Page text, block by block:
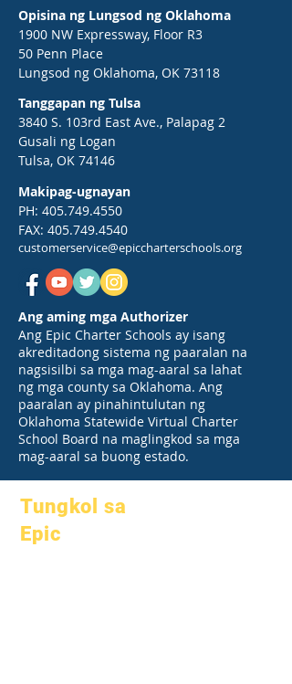
Opisina ng Lungsod ng Oklahoma
1900 NW Expressway, Floor R3
50 Penn Place
Lungsod ng Oklahoma, OK 73118
Tanggapan ng Tulsa
3840 S. 103rd East Ave., Palapag 2
Gusali ng Logan
Tulsa, OK 74146
Makipag-ugnayan
PH: 405.749.4550
FAX: 405.749.4540
customerservice@epiccharterschools.org
Ang aming mga Authorizer
Ang Epic Charter Schools ay isang
akreditadong sistema ng paaralan na
nagsisilbi sa mga mag-aaral sa lahat
ng mga county sa Oklahoma. Ang
paaralan ay pinahintulutan ng
Oklahoma Statewide Virtual Charter
School Board na maglingkod sa mga
mag-aaral sa buong estado.
Tungkol sa
Epic